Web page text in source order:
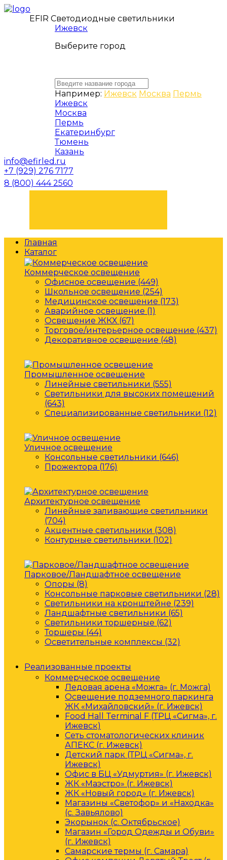
EFIR Светодиодные светильники
Ижевск
Выберите город
Например: Ижевск Москва Пермь
Ижевск
Москва
Пермь
Екатеринбург
Тюмень
Казань
info@efirled.ru
+7 (929) 276 7177
8 (800) 444 2560
Главная
Каталог
Коммерческое освещение
Офисное освещение (449)
Школьное освещение (254)
Медицинское освещение (173)
Аварийное освещение (1)
Освещение ЖКХ (67)
Торговое/интерьерное освещение (437)
Декоративное освещение (48)
Промышленное освещение
Линейные светильники (555)
Светильники для высоких помещений
(643)
Специализированные светильники (12)
Уличное освещение
Консольные светильники (646)
Прожектора (176)
Архитектурное освещение
Линейные заливающие светильники
(704)
Акцентные светильники (308)
Контурные светильники (102)
Парковое/Ландшафтное освещение
Опоры (8)
Консольные парковые светильники (28)
Светильники на кронштейне (239)
Ландшафтные светильники (65)
Светильники торшерные (62)
Торшеры (44)
Осветительные комплексы (32)
Реализованные проекты
Коммерческое освещение
Ледовая арена «Можга» (г. Можга)
Освещение подземного паркинга
ЖК «Михайловский» (г. Ижевск)
Food Hall Terminal F (ТРЦ «Сигма», г.
Ижевск)
Сеть стоматологических клиник
АПЕКС (г. Ижевск)
Детский парк (ТРЦ «Сигма», г.
Ижевск)
Офис в БЦ «Удмуртия» (г. Ижевск)
ЖК «Маэстро» (г. Ижевск)
ЖК «Новый город» (г. Ижевск)
Магазины «Светофор» и «Находка»
(с. Завьялово)
Экорынок (с. Октябрьское)
Магазин «Город Одежды и Обуви»
(г. Ижевск)
Самарские термы (г. Самара)